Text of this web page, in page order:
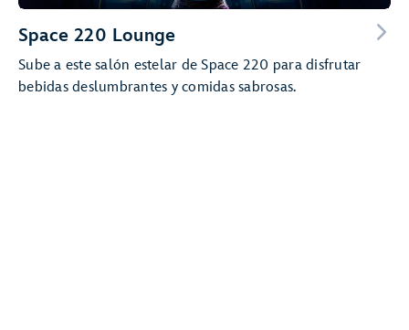
Space 220 Lounge
Sube a este salón estelar de Space 220 para disfrutar
bebidas deslumbrantes y comidas sabrosas.